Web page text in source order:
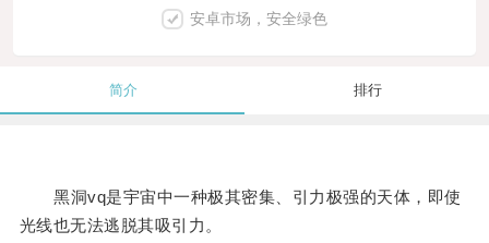
安卓市场，安全绿色
简介 排行
黑洞vq是宇宙中一种极其密集、引力极强的天体，即使
光线也无法逃脱其吸引力。